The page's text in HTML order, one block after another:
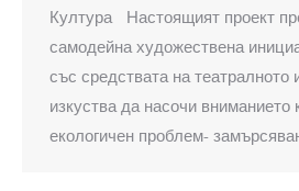
Култура Настоящият проект
самодейна художествена
със средствата на театралното
изкуства да насочи
екологичен проблем-